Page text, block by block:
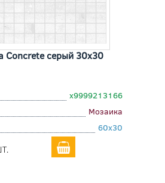
Concrete серый 30x30
х9999213166
Мозаика
60x30